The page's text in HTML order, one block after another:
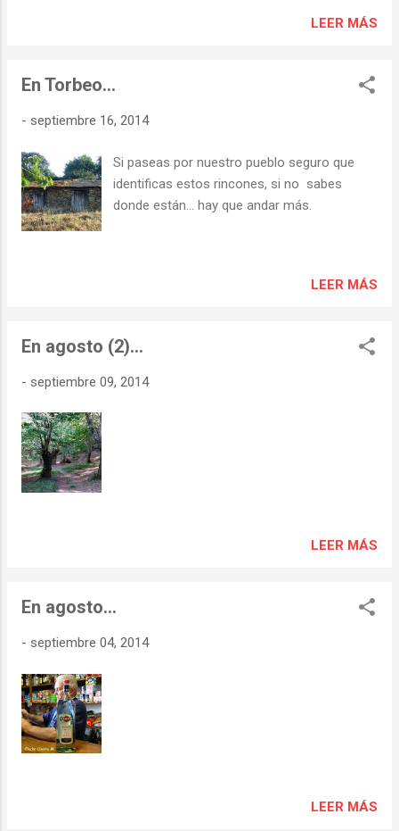
LEER MÁS
En Torbeo...
- septiembre 16, 2014
Si paseas por nuestro pueblo seguro que
identificas estos rincones, si no sabes
donde están... hay que andar más.
LEER MÁS
En agosto (2)...
- septiembre 09, 2014
LEER MÁS
En agosto...
- septiembre 04, 2014
LEER MÁS